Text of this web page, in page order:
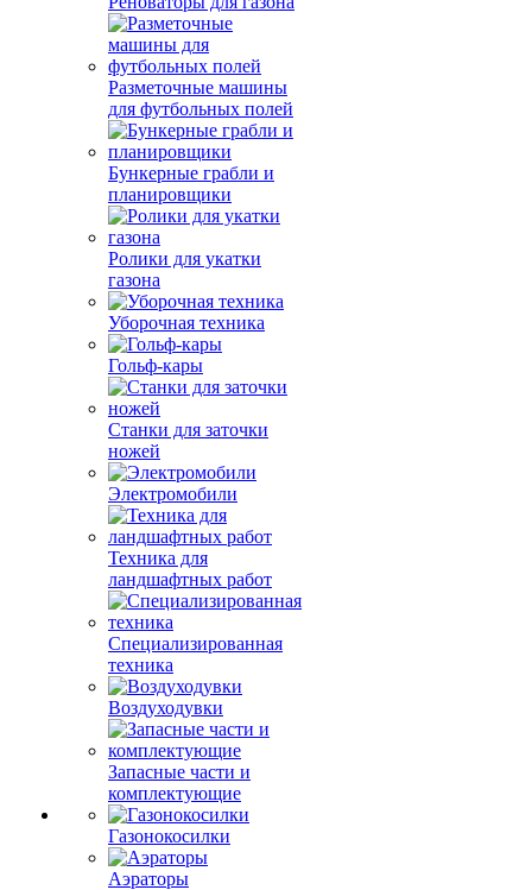
Разметочные машины
для футбольных полей
Бункерные грабли и
планировщики
Ролики для укатки
газона
Уборочная техника
Гольф-кары
Станки для заточки
ножей
Электромобили
Техника для
ландшафтных работ
Специализированная
техника
Воздуходувки
Запасные части и
комплектующие
Газонокосилки
Аэраторы